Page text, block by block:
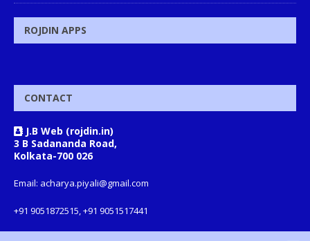
ROJDIN APPS
CONTACT
J.B Web (rojdin.in)
3 B Sadananda Road,
Kolkata-700 026
Email: acharya.piyali@gmail.com
+91 9051872515, +91 9051517441